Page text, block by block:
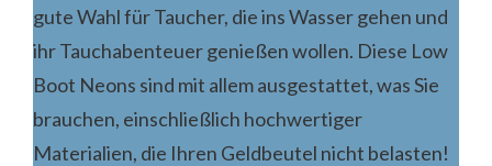
gute Wahl für Taucher, die ins Wasser gehen und
ihr Tauchabenteuer genießen wollen. Diese Low
Boot Neons sind mit allem ausgestattet, was Sie
brauchen, einschließlich hochwertiger
Materialien, die Ihren Geldbeutel nicht belasten!